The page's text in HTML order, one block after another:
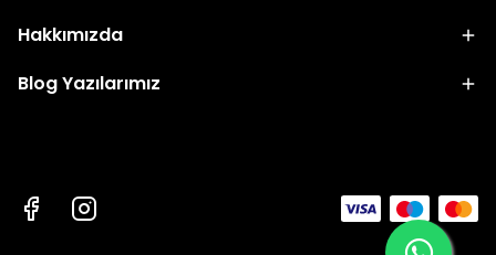
Hakkımızda
Blog Yazılarımız